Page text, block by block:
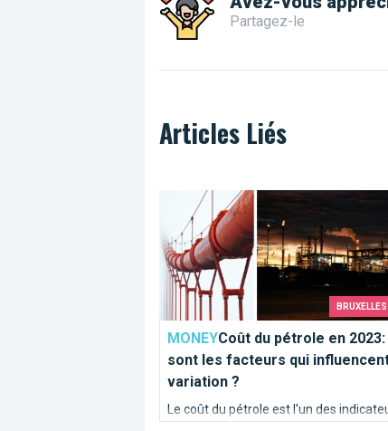
Partagez-le
Articles Liés
MONEYCoût du pétrole en
sont les facteurs qui
variation ?
Le coût du pétrole est l'un des
Coût du pétrole en 2023: quels